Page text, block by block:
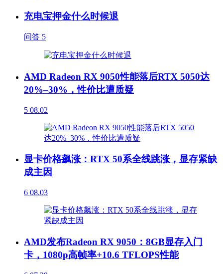
充电宝押金什么时候退
问答 5
AMD Radeon RX 9050性能落后RTX 5050达
20%–30%，性价比遭质疑
5 08.02
显卡价格飙涨：RTX 50系全线跳涨，显存紧缺
成主因
6 08.03
AMD发布Radeon RX 9050：8GB显存入门
卡，1080p高帧率+10.6 TFLOPS性能